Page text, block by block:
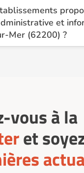
et
Mer (62200) ?
seniors.com,
vous à la
et